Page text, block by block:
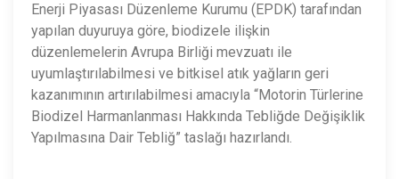
Enerji Piyasası Düzenleme Kurumu (EPDK) tarafından
yapılan duyuruya göre, biodizele ilişkin
düzenlemelerin Avrupa Birliği mevzuatı ile
uyumlaştırılabilmesi ve bitkisel atık yağların geri
kazanımının artırılabilmesi amacıyla “Motorin Türlerine
Biodizel Harmanlanması Hakkında Tebliğde Değişiklik
Yapılmasına Dair Tebliğ” taslağı hazırlandı.